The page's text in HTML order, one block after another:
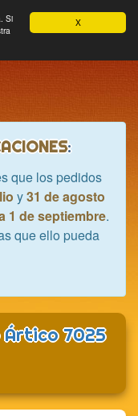
X
Si
Mi cuenta
:
que los pedidos
y31 de agosto
1 de septiembre.
que ello pueda
Ártico 7025